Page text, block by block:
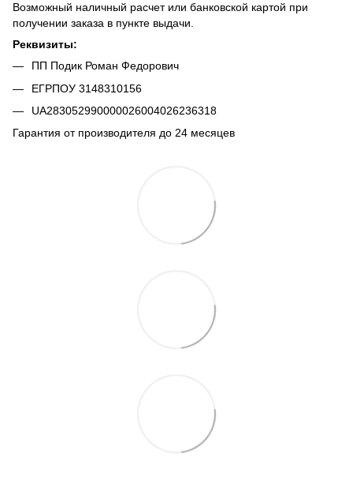
Возможный наличный расчет или банковской картой при
получении заказа в пункте выдачи.
Реквизиты:
ПП Подик Роман Федорович
ЕГРПОУ 3148310156
UA283052990000026004026236318
Гарантия от производителя до 24 месяцев